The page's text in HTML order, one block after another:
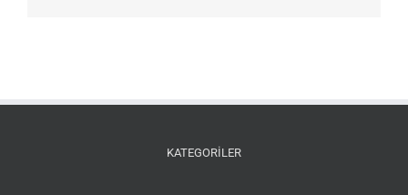
KATEGORİLER